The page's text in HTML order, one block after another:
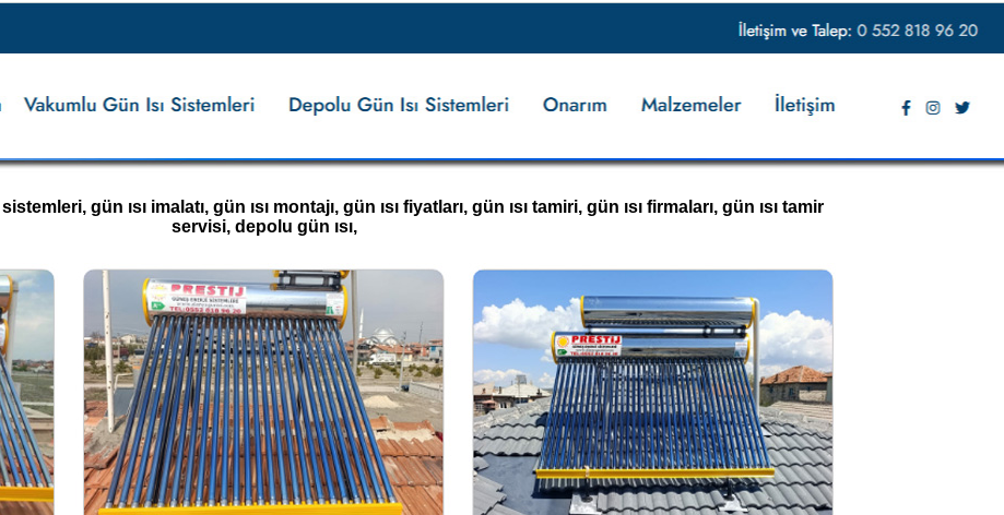
gün ısı imalatı, gün ısı montajı, gün ısı fiyatları, gün ısı tamiri, gün ısı firmaları, gün ısı tamir
servisi, depolu gün ısı,